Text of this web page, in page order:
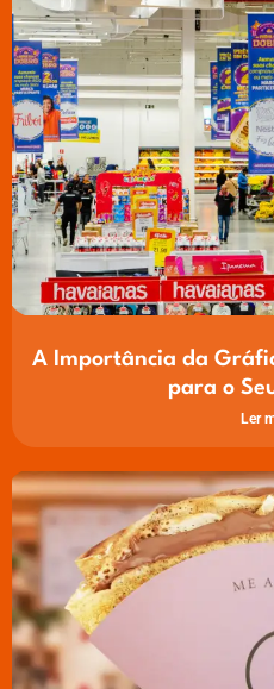
A Importância da
para o
Ler